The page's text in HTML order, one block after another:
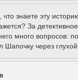
знаете эту
За
много вопросов:
Шапочку через